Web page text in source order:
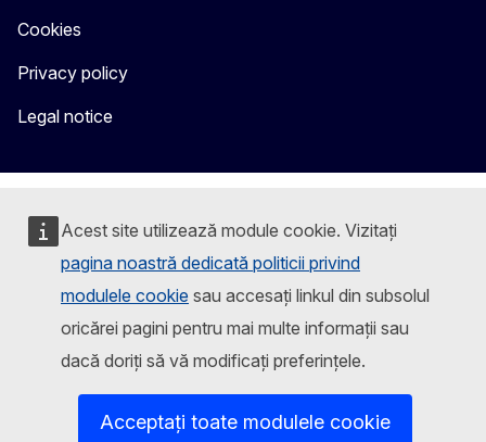
Acest site utilizează module cookie. Vizitați
pagina noastră dedicată politicii privind
modulele cookie sau accesați linkul din subsolul
oricărei pagini pentru mai multe informații sau
dacă doriți să vă modificați preferințele.
Acceptați toate modulele cookie
Cookies
Privacy policy
Legal notice